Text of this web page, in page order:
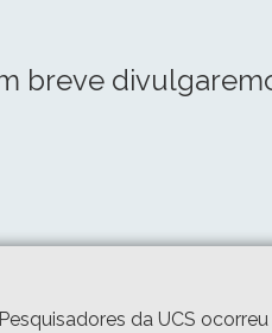
breve
da UCS